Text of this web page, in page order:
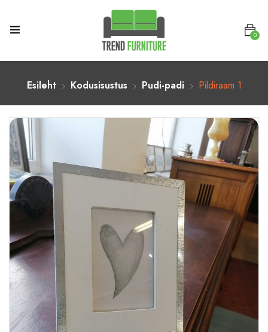
0
Esileht Kodusisustus Pudi-padi Pildiraam 1